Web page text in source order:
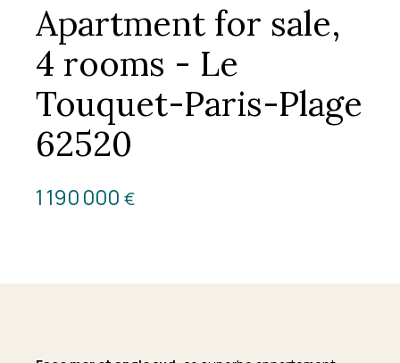
Apartment for sale,
4 rooms - Le
Touquet-Paris-Plage
62520
1 190 000 €